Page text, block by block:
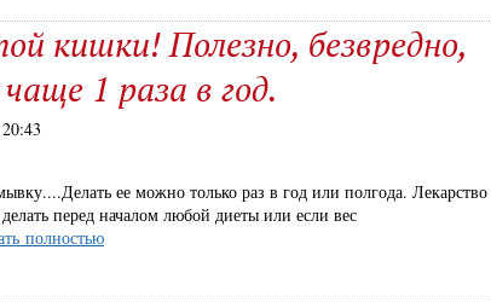
кишки! Полезно, безвредно,
1 раза в год.
ее можно только раз в год или полгода. Лекарство
перед началом любой диеты или если вес
полностью